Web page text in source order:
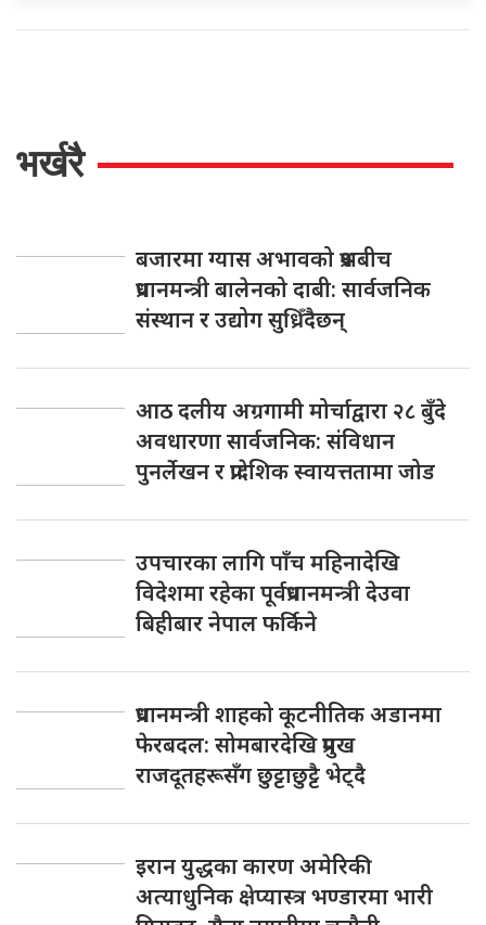
भर्खरै
बजारमा ग्यास अभावको प्रश्नबीच
प्रधानमन्त्री बालेनको दाबी: सार्वजनिक
संस्थान र उद्योग सुध्रिँदैछन्
आठ दलीय अग्रगामी मोर्चाद्वारा २८ बुँदे
अवधारणा सार्वजनिक: संविधान
पुनर्लेखन र प्रादेशिक स्वायत्ततामा जोड
उपचारका लागि पाँच महिनादेखि
विदेशमा रहेका पूर्वप्रधानमन्त्री देउवा
बिहीबार नेपाल फर्किने
प्रधानमन्त्री शाहको कूटनीतिक अडानमा
फेरबदल: सोमबारदेखि प्रमुख
राजदूतहरूसँग छुट्टाछुट्टै भेट्दै
इरान युद्धका कारण अमेरिकी
अत्याधुनिक क्षेप्यास्त्र भण्डारमा भारी